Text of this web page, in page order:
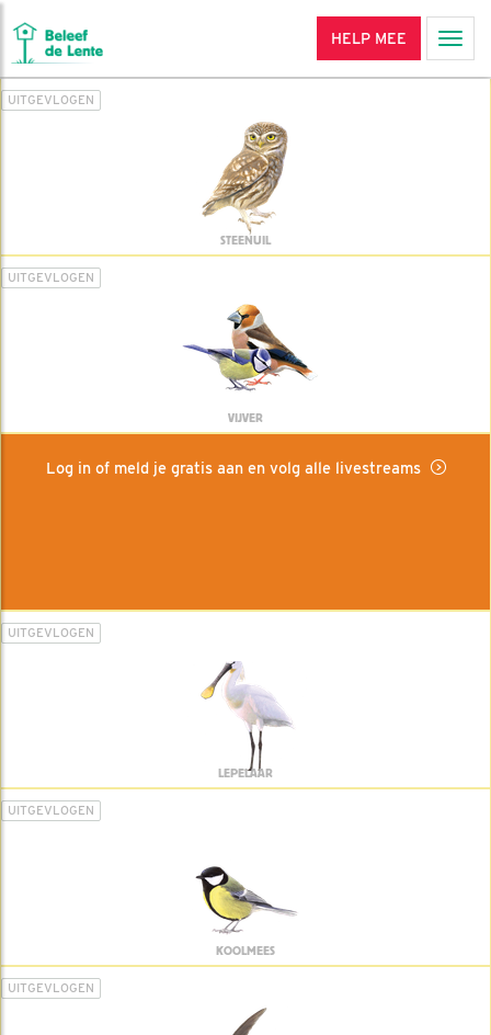
HELP MEE
UITGEVLOGEN
STEENUIL
UITGEVLOGEN
VIJVER
Log in of meld je gratis aan en volg alle livestreams
UITGEVLOGEN
LEPELAAR
UITGEVLOGEN
KOOLMEES
UITGEVLOGEN